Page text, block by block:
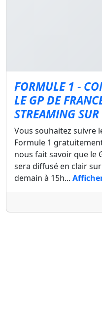
FORMULE 1 -
LE GP DE
STREAMING
Vous souhaitez suivre
Formule 1
nous fait savoir que le
sera diffusé en clair
demain à 15h...